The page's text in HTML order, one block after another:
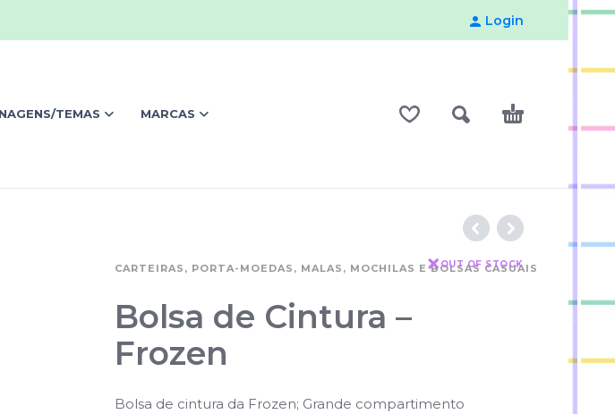
Login
TEMAS MARCAS
CARTEIRAS, PORTA-MOEDAS, MALAS, MOCHILAS E BOLSAS CASUAIS
OUT OF STOCK
Bolsa de Cintura –
Frozen
Bolsa de cintura da Frozen; Grande compartimento